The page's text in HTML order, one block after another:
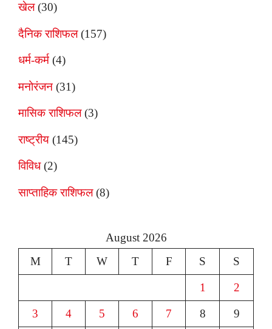
खेल(30)
दैनिक राशिफल(157)
धर्म-कर्म (4)
मनोरंजन (31)
मासिक राशिफल(3)
राष्ट्रीय (145)
विविध(2)
साप्ताहिक राशिफल(8)
August 2026
M
T W T F S S
1 2
3 4 5 6 7 8 9